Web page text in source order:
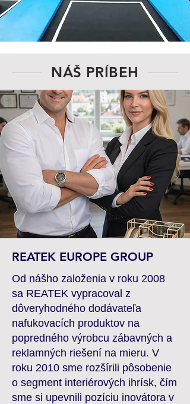
NÁŠ PRÍBEH
REATEK EUROPE GROUP
Od nášho založenia v roku 2008
sa REATEK vypracoval z
dôveryhodného dodávateľa
nafukovacích produktov na
popredného výrobcu zábavných a
reklamných riešení na mieru. V
roku 2010 sme rozšírili pôsobenie
o segment interiérových ihrísk, čím
sme si upevnili pozíciu inovátora v